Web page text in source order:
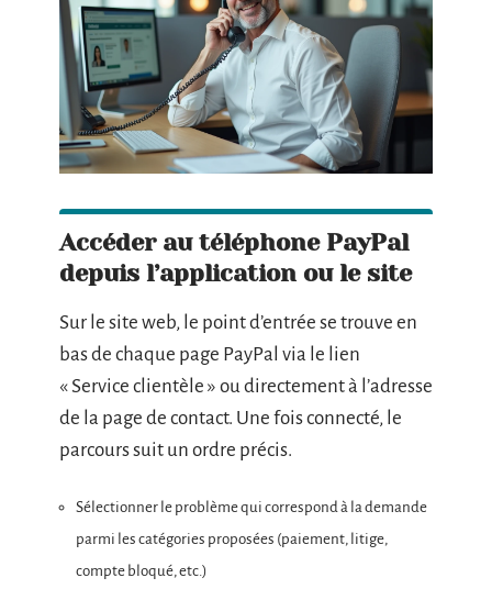
Accéder au téléphone PayPal
depuis l’application ou le site
Sur le site web, le point d’entrée se trouve en
bas de chaque page PayPal via le lien
« Service clientèle » ou directement à l’adresse
de la page de contact. Une fois connecté, le
parcours suit un ordre précis.
Sélectionner le problème qui correspond à la demande
parmi les catégories proposées (paiement, litige,
compte bloqué, etc.)